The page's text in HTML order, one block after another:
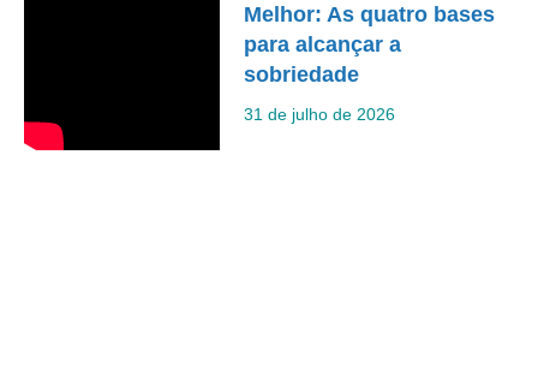
Melhor: As quatro bases
para alcançar a
sobriedade
31 de julho de 2026